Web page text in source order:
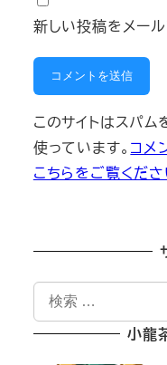
新しい投稿をメー
このサイトはスパ
使っています。 コメ
こちらをご覧くだ
検
索
小龍